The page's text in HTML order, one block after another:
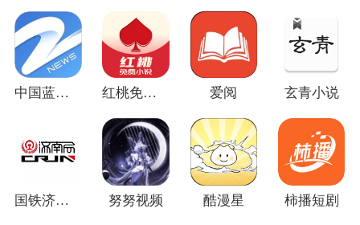
中国蓝新闻 红桃免费小说 爱阅 玄青小说
国铁济南局官方版 努努视频 酷漫星 柿播短剧